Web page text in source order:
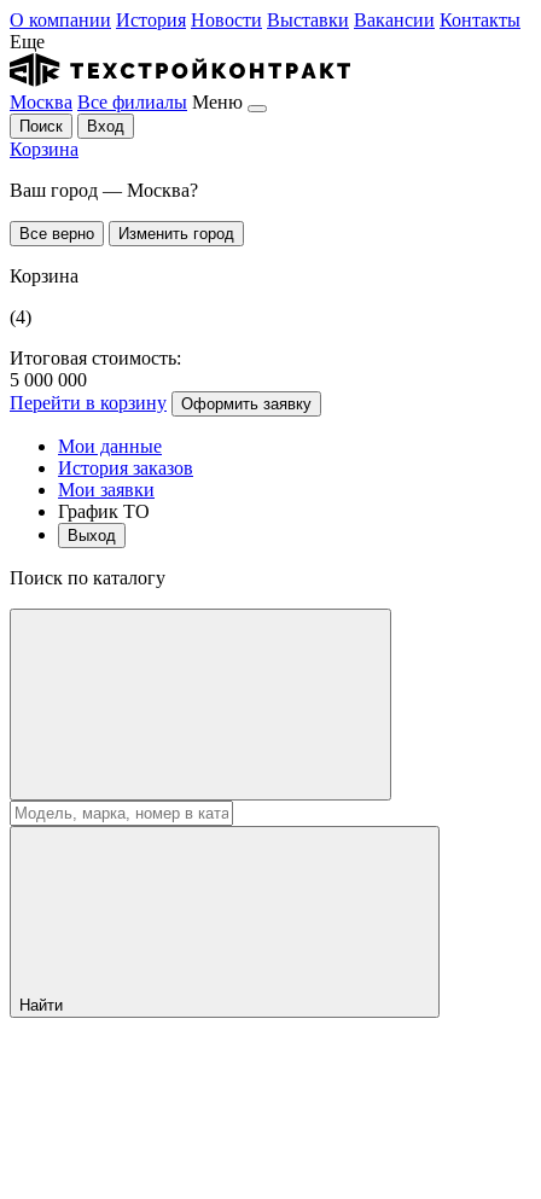
О компании История Новости Выставки Вакансии Контакты
Еще
Москва Все филиалы Меню
Поиск Вход
Корзина
Ваш город — Москва?
Все верно Изменить город
Корзина
(4)
Итоговая стоимость:
5 000 000
Перейти в корзину
Оформить заявку
Мои данные
История заказов
Мои заявки
График ТО
Выход
Поиск по каталогу
Найти